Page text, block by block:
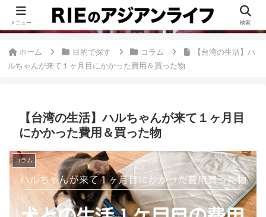
このブログは、台湾が好きすぎて移住したRieがグルメ、観光、生活・ビジネ
ス情報、アジア旅経験などをまとめた台湾ブログです。
ホーム 目的で探す コラム
【台湾の生活】ハ
ルちゃんが来て１ヶ月目にかかった費用＆買った物
【台湾の生活】ハルちゃんが来て１ヶ月目
にかかった費用＆買った物
コラム
メニュー 検索